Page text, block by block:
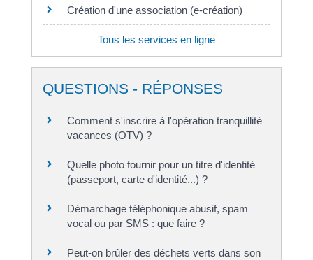
Création d'une association (e-création)
Tous les services en ligne
QUESTIONS - RÉPONSES
Comment s'inscrire à l'opération tranquillité
vacances (OTV) ?
Quelle photo fournir pour un titre d'identité
(passeport, carte d'identité...) ?
Démarchage téléphonique abusif, spam
vocal ou par SMS : que faire ?
Peut-on brûler des déchets verts dans son